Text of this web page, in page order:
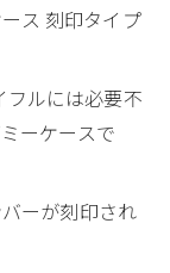
ス 刻印タイプ
フルには必要不
ーケースで
ーが刻印され